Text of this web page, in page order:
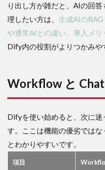
り出し方が雑だと、AIの回
理したい方は、 生成AIの
や通常AIとの違い、導入メリ
Dify内の役割がよりつかみや
Workflow と
Difyを使い始めると、次に
す。ここは機能の優劣ではな
とわかりやすいです。
項目